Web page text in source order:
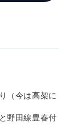
（今は高架に
野田線豊春付